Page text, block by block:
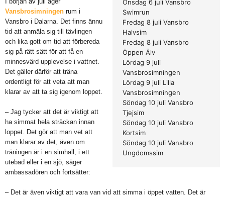
Onsdag 6 juli Vansbro
Swimrun
Fredag 8 juli Vansbro
Halvsim
Fredag 8 juli Vansbro
Öppen Älv
Lördag 9 juli
Vansbrosimningen
Lördag 9 juli Lilla
Vansbrosimningen
Söndag 10 juli Vansbro
Tjejsim
Söndag 10 juli Vansbro
Kortsim
Söndag 10 juli Vansbro
Ungdomssim
Vansbrosimningen rum i
Vansbro i Dalarna. Det finns ännu
tid att anmäla sig till tävlingen
och lika gott om tid att förbereda
sig på rätt sätt för att få en
minnesvärd upplevelse i vattnet.
Det gäller därför att träna
ordentligt för att veta att man
klarar av att ta sig igenom loppet.
– Jag tycker att det är viktigt att
ha simmat hela sträckan innan
loppet. Det gör att man vet att
man klarar av det, även om
träningen är i en simhall, i ett
utebad eller i en sjö, säger
ambassadören och fortsätter:
– Det är även viktigt att vara van vid att simma i öppet vatten. Det är